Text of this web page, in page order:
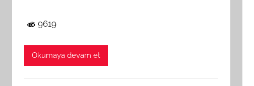
9619
Okumaya devam et